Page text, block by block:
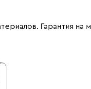
Гарантия на